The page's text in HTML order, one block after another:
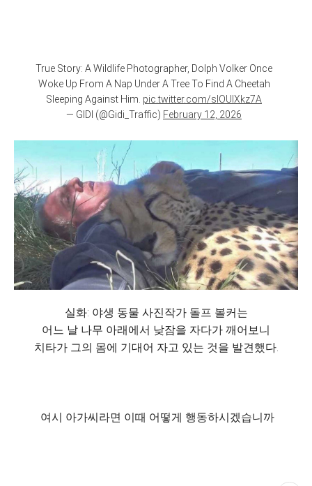
True Story: A Wildlife Photographer, Dolph Volker Once
Woke Up From A Nap Under A Tree To Find A Cheetah
Sleeping Against Him. pic.twitter.com/slOUIXkz7A
— GIDI (@Gidi_Traffic) February 12, 2026
실화: 야생 동물 사진작가 돌프 볼커는
어느 날 나무 아래에서 낮잠을 자다가 깨어보니
치타가 그의 몸에 기대어 자고 있는 것을 발견했다.
여시 아가씨라면 이때 어떻게 행동하시겠습니까